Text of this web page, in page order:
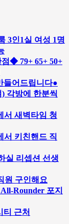
3인1실 여성 1명
◆ 79+ 65+ 50+
들어드립니다●
각방에 한분씩
서 새벽타임 청
서 키친핸드 직
실 리셉션 선생
원 구인해요
Rounder 포지
티 근처